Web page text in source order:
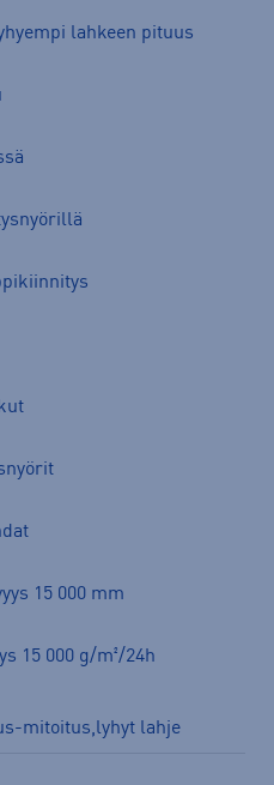
lahkeen pituus
15 000 mm
15 000 g/m²/24h
mitoitus,lyhyt lahje